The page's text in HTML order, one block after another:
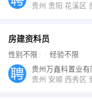
贵州 贵阳 花溪区
房建资料员
性别不限 经验不限
贵州万鑫科置业有
贵州 安顺 西秀区